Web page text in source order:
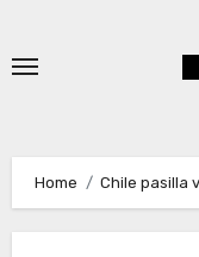
content
Home Chile pasilla